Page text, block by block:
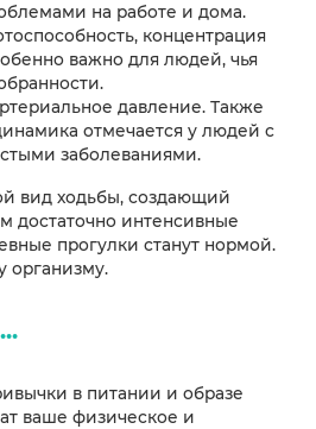
на работе и дома.
концентрация
важно для людей, чья
давление. Также
отмечается у людей с
заболеваниями.
вид ходьбы, создающий
достаточно интенсивные
прогулки станут нормой.
организму.
в питании и образе
ваше физическое и